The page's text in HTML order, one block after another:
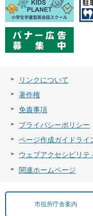
リンクについて
著作権
免責事項
プライバシーポリシー
ページ作成ガイドライ
ウェブアクセシビリテ
関連ホームページ
市役所庁舎案内